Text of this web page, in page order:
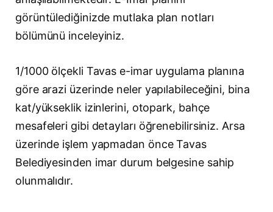
görüntülediğinizde mutlaka plan notları
bölümünü inceleyiniz.
1/1000 ölçekli Tavas e-imar uygulama planına
göre arazi üzerinde neler yapılabileceğini, bina
kat/yükseklik izinlerini, otopark, bahçe
mesafeleri gibi detayları öğrenebilirsiniz. Arsa
üzerinde işlem yapmadan önce Tavas
Belediyesinden imar durum belgesine sahip
olunmalıdır.